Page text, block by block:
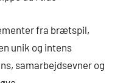
fra brætspil,
unik og intens
samarbejdsevner og